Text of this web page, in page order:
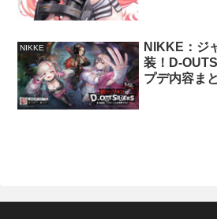
NIKKE
NIKKE：ジ
装！D-
プデ内容ま